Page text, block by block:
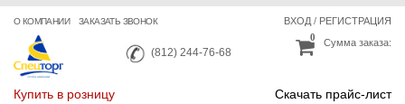
О КОМПАНИИ ЗАКАЗАТЬ ЗВОНОК
(812) 244-76-68
ВХОД/ РЕГИСТРАЦИЯ
Сумма заказа:
0
Купить в розницу Скачать прайс-лист